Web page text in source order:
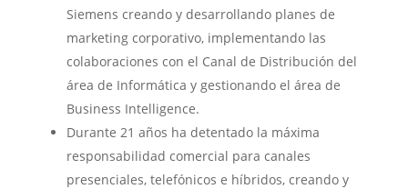
Siemens creando y desarrollando planes de
marketing corporativo, implementando las
colaboraciones con el Canal de Distribución del
área de Informática y gestionando el área de
Business Intelligence.
Durante 21 años ha detentado la máxima
responsabilidad comercial para canales
presenciales, telefónicos e híbridos, creando y